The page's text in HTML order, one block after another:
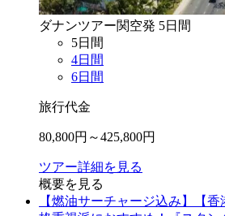
ダナンツアー関空発 5日間
5日間
4日間
6日間
旅行代金
80,800円～425,800円
ツアー詳細を見る
概要を見る
【燃油サーチャージ込み】【